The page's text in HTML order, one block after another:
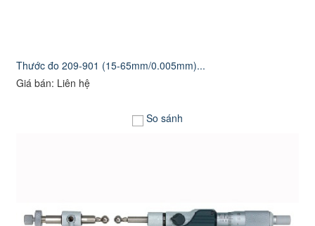
Thước đo 209-901 (15-65mm/0.005mm)...
Giá bán: Liên hệ
So sánh